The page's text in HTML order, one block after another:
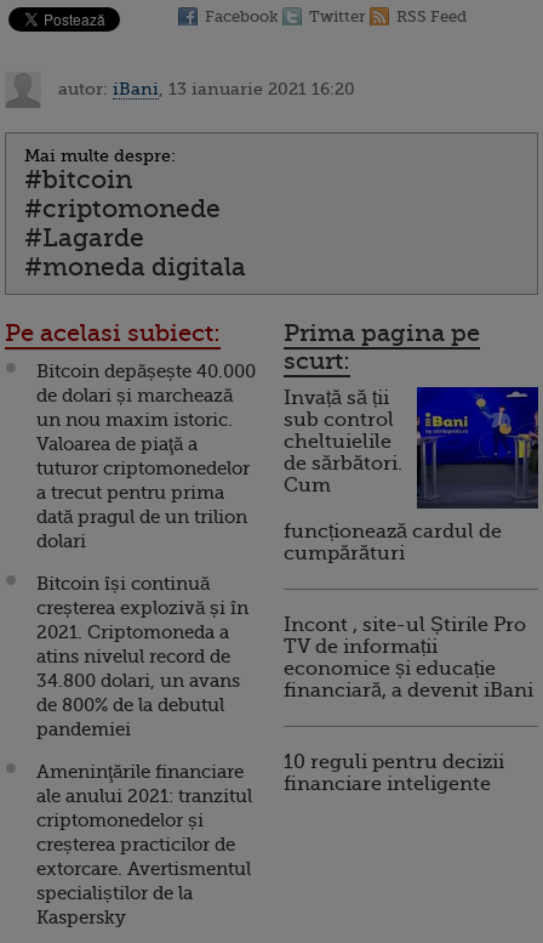
Facebook Twitter RSS Feed
autor: iBani , 13 ianuarie 2021 16:20
Mai multe despre:
#bitcoin
#criptomonede
#Lagarde
#moneda digitala
Pe acelasi subiect:
Bitcoin depășește 40.000
de dolari și marchează
un nou maxim istoric.
Valoarea de piaţă a
tuturor criptomonedelor
a trecut pentru prima
dată pragul de un trilion
dolari
Bitcoin își continuă
creșterea explozivă și în
2021. Criptomoneda a
atins nivelul record de
34.800 dolari, un avans
de 800% de la debutul
pandemiei
Ameninţările financiare
ale anului 2021: tranzitul
criptomonedelor și
creșterea practicilor de
extorcare. Avertismentul
specialiștilor de la
Kaspersky
Prima pagina pe
scurt:
Invață să ții
sub control
cheltuielile
de sărbători.
Cum
funcționează cardul de
cumpărături
Incont , site-ul Știrile Pro
TV de informații
economice și educație
financiară, a devenit iBani
10 reguli pentru decizii
financiare inteligente